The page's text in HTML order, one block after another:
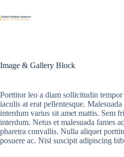
content
Image & Gallery Block
Porttitor leo a diam sollicitudin
iaculis at erat pellentesque.
interdum varius sit amet mattis. Sem
interdum. Netus et malesuada fames
pharetra convallis. Nulla aliquet
posuere ac. Nisl suscipit adipiscing